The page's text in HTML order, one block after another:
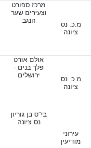
מ.כ. נס
ציונה
מרכז ספורט
וצעירים שער
הנגב
מ.כ. נס
ציונה
אולם אורט
פלך בנים -
ירושלים
עירוני
מודיעין
בי"ס בן גוריון
נס ציונה